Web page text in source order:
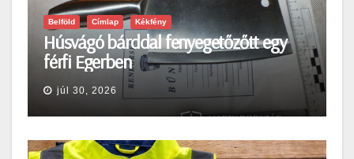
Belföld Címlap Kékfény
Húsvágó bárddal fenyegetőzőtt egy
férfi Egerben
júl 30, 2026